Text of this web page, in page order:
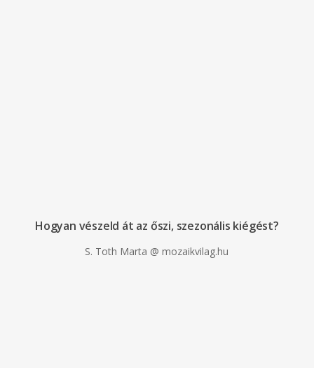
Hogyan vészeld át az őszi, szezonális kiégést?
S. Toth Marta @ mozaikvilag.hu